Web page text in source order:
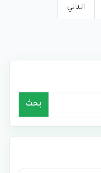
التالي
بحث